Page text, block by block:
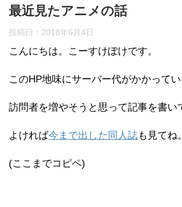
最近見たアニメの話
投稿日： 2018年6月4日
こんにちは。こーすけぽけです。
このHP地味にサーバー代がかかって
訪問者を増やそうと思って記事を書い
よければ今まで出した同人誌も見てね。
(ここまでコピペ)